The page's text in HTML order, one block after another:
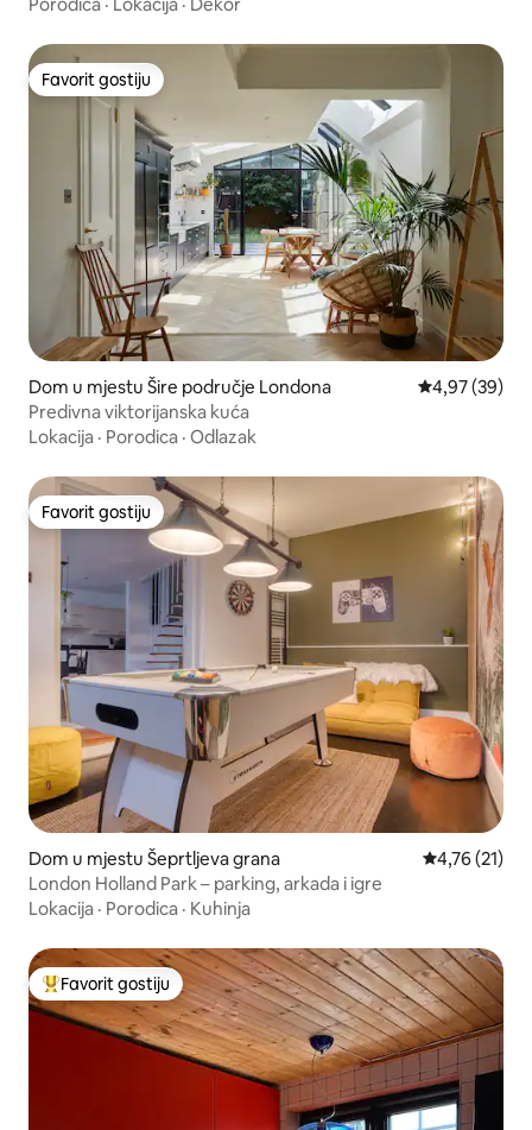
Porodica · Lokacija · Dekor
Favorit gostiju
Favorit gostiju
Dom u mjestu Šire područje Londona Prosječna
4,97 (39)
Predivna viktorijanska kuća
Lokacija · Porodica · Odlazak
Favorit gostiju
Favorit gostiju
Dom u mjestu Šeprtljeva grana Prosječna
4,76 (21)
London Holland Park – parking, arkada i igre
Lokacija · Porodica · Kuhinja
Glavni favorit gostiju
Favorit gostiju